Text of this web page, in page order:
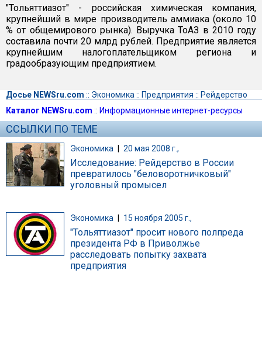
"Тольяттиазот" - российская химическая компания,
крупнейший в мире производитель аммиака (около 10
% от общемирового рынка). Выручка ТоАЗ в 2010 году
составила почти 20 млрд рублей. Предприятие является
крупнейшим налогоплательщиком региона и
градообразующим предприятием.
Досье NEWSru.com :: Экономика :: Предприятия :: Рейдерство
Каталог NEWSru.com :: Информационные интернет-ресурсы
ССЫЛКИ ПО ТЕМЕ
Экономика | 20 мая 2008 г.,
Исследование: Рейдерство в России
превратилось "беловоротничковый"
уголовный промысел
Экономика 15 ноября 2005 г.,
"Тольяттиазот" просит нового полпреда
президента РФ в Приволжье
расследовать попытку захвата
предприятия